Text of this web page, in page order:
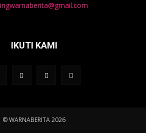
IKUTI KAMI
© WARNABERITA 2026